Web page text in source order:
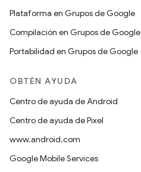
Plataforma en Grupos de Google
Compilación en Grupos de Google
Portabilidad en Grupos de Google
OBTÉN AYUDA
Centro de ayuda de Android
Centro de ayuda de Pixel
www.android.com
Google Mobile Services